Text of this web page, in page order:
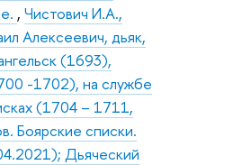
, Чистович И.А.,
Алексеевич, дьяк,
(1693),
-1702), на службе
(1704 – 1711,
Боярские списки.
Дьяческий